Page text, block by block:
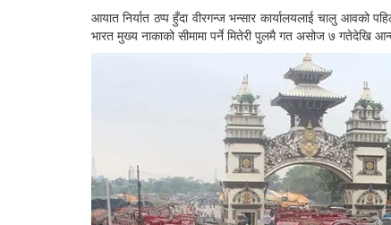
आयात निर्यात ठप्प हुँदा वीरगन्ज भन्सार कार्यालयलाई चालु आवको
भारत मुख्य नाकाको सीमामा पर्ने मितेरी पुलमै गत असोज ७ गतेदेखि